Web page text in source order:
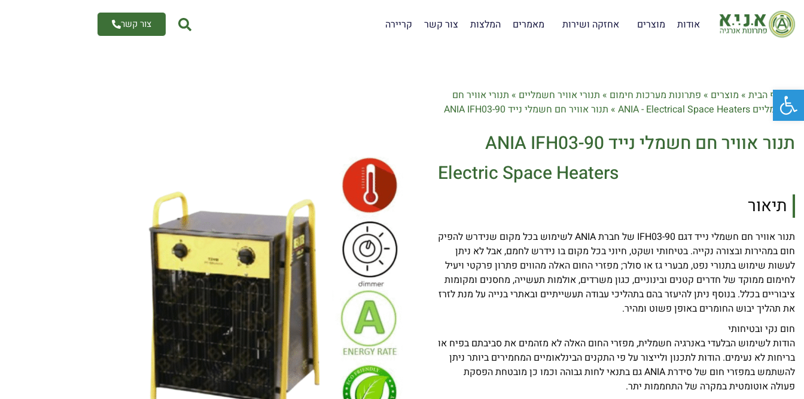
אודות מוצרים אחזקה ושירות מאמרים המלצות צור קשר קריירה צור קשר
דף הבית » מוצרים » פתרונות מערכות חימום » תנורי אוויר חשמליים » תנורי אוויר חם
חשמליים ANIA - Electrical Space Heaters
» תנור אוויר חם חשמלי נייד ANIA IFH03-90
תנור אוויר חם חשמלי נייד ANIA IFH03-90
Electric Space Heaters
תיאור
תנור אוויר חם חשמלי נייד דגם IFH03-90 של חברת ANIA לשימוש בכל מקום שנידרש להפיק
חום במהירות ובצורה נקייה. בטיחותי ושקט, חיוני בכל מקום בו נידרש לחמם, אבל לא ניתן
לעשות שימוש בתנורי נפט, מבערי גז או סולר; מפזרי החום האלה מהווים פתרון פרקטי ויעיל
לחימום ממוקד של חדרים קטנים ובינוניים, כגון משרדים, אולמות תעשייה, מחסנים ומקומות
ציבוריים בכלל. בנוסף ניתן להיעזר בהם בתהליכי עבודה תעשייתיים ובאתרי בנייה על מנת לזרז
את תהליך יבוש החומרים באופן פשוט ומהיר.
חום נקי ובטיחותי
הודות לשימוש הבלעדי באנרגיה חשמלית, מפזרי החום האלה לא מזהמים את סביבתם בפיח או
בריחות לא נעימים. הודות לתכנון ולייצור על פי התקנים הבינלאומיים המחמירים ביותר ניתן
להשתמש במפזרי חום של סידרת ANIA גם בתנאי לחות גבוהה וכמו כן מובטחת הפסקת
פעולה אוטומטית במקרה של התחממות יתר.
פתח סרגל נגישות